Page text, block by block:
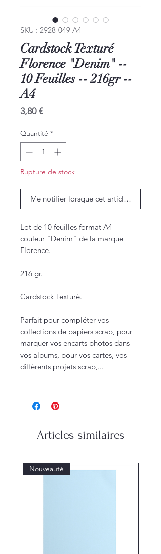
SKU : 2928-049 A4
Cardstock Texturé
Florence "Denim" --
10 Feuilles -- 216gr --
A4
3,80 €Prix
Quantité *
Rupture de stock
Me notifier lorsque cet article est
Lot de 10 feuilles format A4
couleur "Denim" de la marque
Florence.
216 gr.
Cardstock Texturé.
Parfait pour compléter vos
collections de papiers scrap, pour
marquer vos encarts photos dans
vos albums, pour vos cartes, vos
différents projets scrap,...
Articles similaires
Nouveauté